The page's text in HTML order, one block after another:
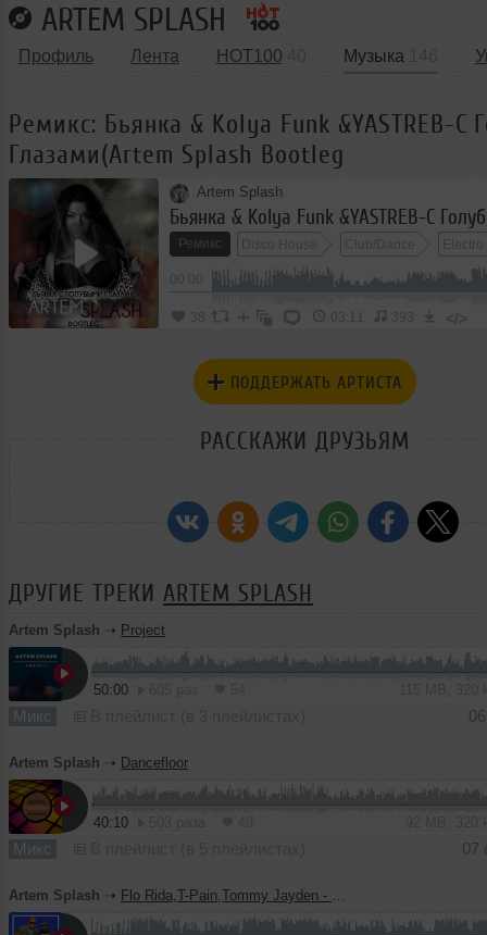
ARTEM SPLASH
Профиль Лента HOT100 Музыка
Ремикс: Бьянка & Kolya Funk &YASTREB-C
Глазами(Artem Splash Bootleg
Artem Splash
Ремикс Disco House Club/Dance
Electro
38 03:11 393 </>
ПОДДЕРЖАТЬ АРТИСТА
РАССКАЖИ ДРУЗЬЯМ
ДРУГИЕ ТРЕКИ ARTEM SPLASH
Artem Splash ➝ Project
50:00
Микс
Artem Splash ➝ Dancefloor
40:10
Микс 07
Artem Splash ➝ Flo Rida,T-Pain,Tommy Jayden - Low (Artem Splash Mash)